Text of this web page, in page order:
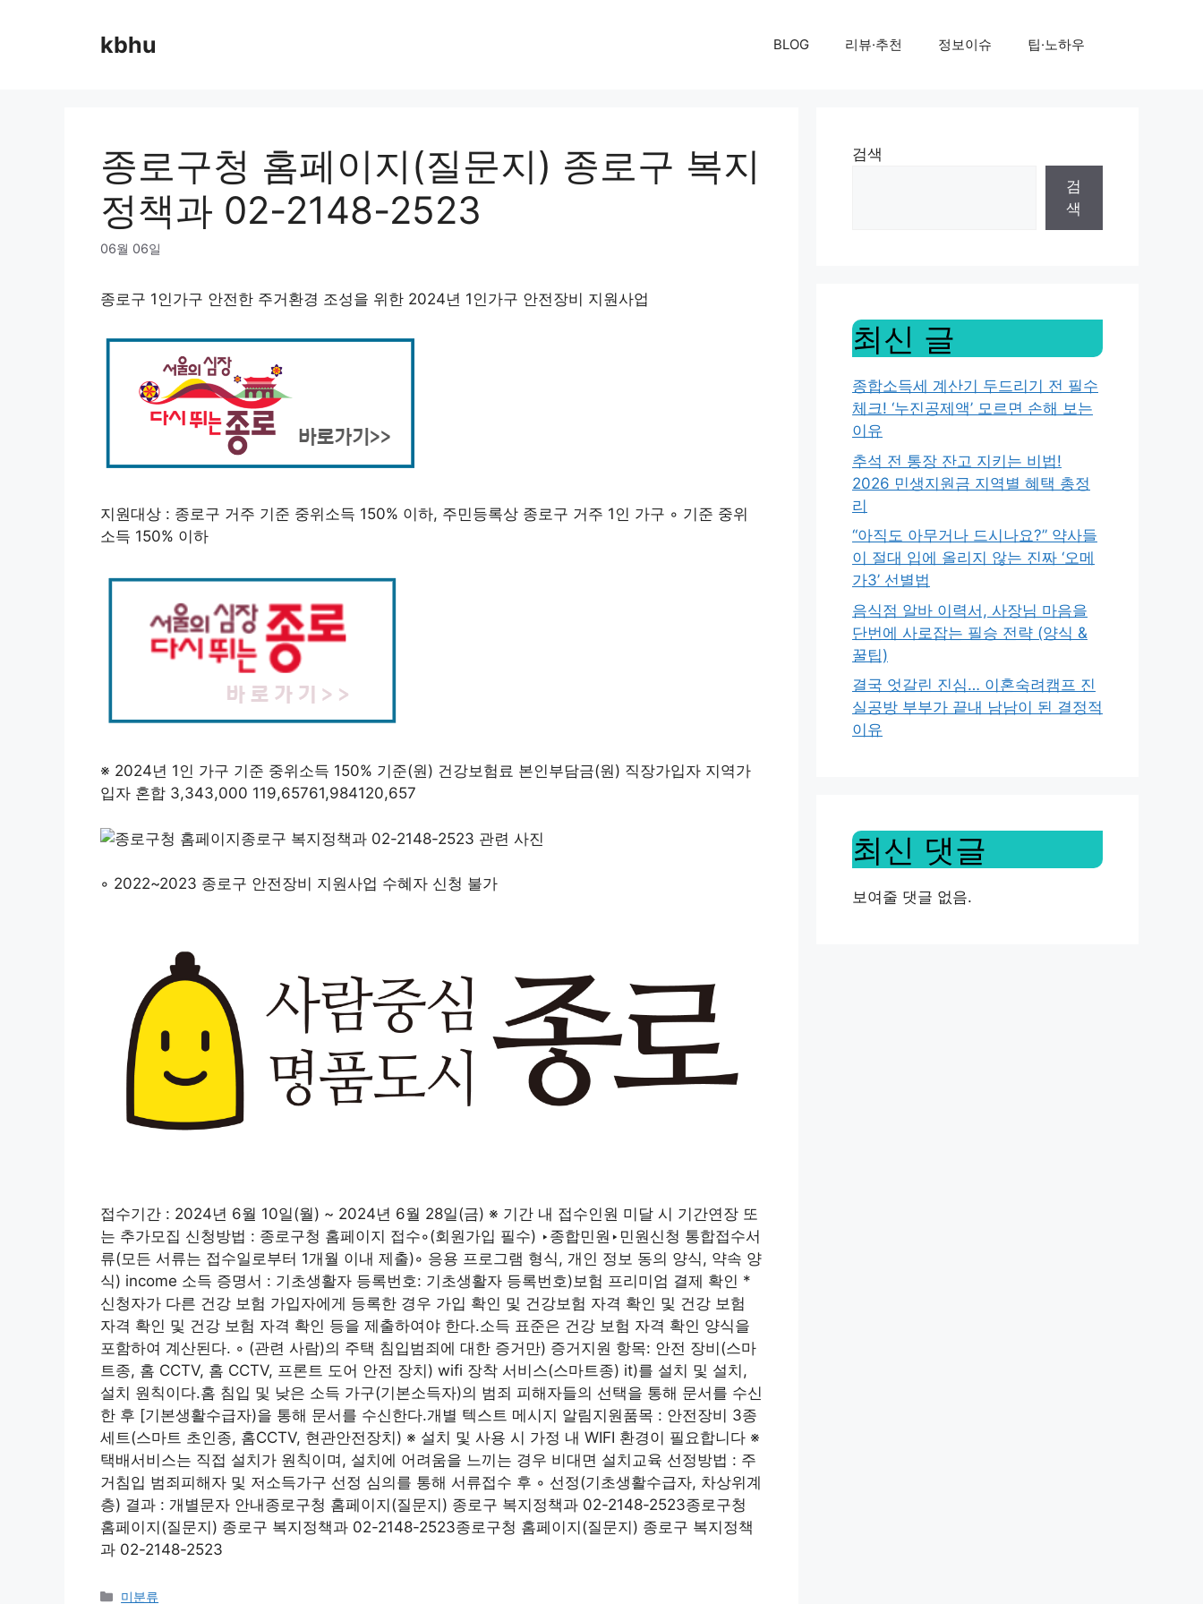
kbhu BLOG 리뷰·추천 정보이슈 팁·노하우
종로구청 홈페이지(질문지) 종로구 복지
정책과 02-2148-2523
06월 06일
종로구 1인가구 안전한 주거환경 조성을 위한 2024년 1인가구 안전장비 지원사업
지원대상 : 종로구 거주 기준 중위소득 150% 이하, 주민등록상 종로구 거주 1인 가구 ◦ 기준 중위
소득 150% 이하
※ 2024년 1인 가구 기준 중위소득 150% 기준(원) 건강보험료 본인부담금(원) 직장가입자 지역가
입자 혼합 3,343,000 119,65761,984120,657
◦ 2022~2023 종로구 안전장비 지원사업 수혜자 신청 불가
접수기간 : 2024년 6월 10일(월) ~ 2024년 6월 28일(금) ※ 기간 내 접수인원 미달 시 기간연장 또
는 추가모집 신청방법 : 종로구청 홈페이지 접수◦(회원가입 필수) ‣종합민원‣민원신청 통합접수서
류(모든 서류는 접수일로부터 1개월 이내 제출)◦ 응용 프로그램 형식, 개인 정보 동의 양식, 약속 양
식) income 소득 증명서 : 기초생활자 등록번호: 기초생활자 등록번호)보험 프리미엄 결제 확인 *
신청자가 다른 건강 보험 가입자에게 등록한 경우 가입 확인 및 건강보험 자격 확인 및 건강 보험
자격 확인 및 건강 보험 자격 확인 등을 제출하여야 한다.소득 표준은 건강 보험 자격 확인 양식을
포함하여 계산된다. ◦ (관련 사람)의 주택 침입범죄에 대한 증거만) 증거지원 항목: 안전 장비(스마
트종, 홈 CCTV, 홈 CCTV, 프론트 도어 안전 장치) wifi 장착 서비스(스마트종) it)를 설치 및 설치,
설치 원칙이다.홈 침입 및 낮은 소득 가구(기본소득자)의 범죄 피해자들의 선택을 통해 문서를 수신
한 후 [기본생활수급자)을 통해 문서를 수신한다.개별 텍스트 메시지 알림지원품목 : 안전장비 3종
세트(스마트 초인종, 홈CCTV, 현관안전장치) ※ 설치 및 사용 시 가정 내 WIFI 환경이 필요합니다 ※
택배서비스는 직접 설치가 원칙이며, 설치에 어려움을 느끼는 경우 비대면 설치교육 선정방법 : 주
거침입 범죄피해자 및 저소득가구 선정 심의를 통해 서류접수 후 ◦ 선정(기초생활수급자, 차상위계
층) 결과 : 개별문자 안내종로구청 홈페이지(질문지) 종로구 복지정책과 02-2148-2523종로구청
홈페이지(질문지) 종로구 복지정책과 02-2148-2523종로구청 홈페이지(질문지) 종로구 복지정책
과 02-2148-2523
Categories
미분류
검색
검
색
최신 글
종합소득세 계산기 두드리기 전 필수
체크! ‘누진공제액’ 모르면 손해 보는
이유
추석 전 통장 잔고 지키는 비법!
2026 민생지원금 지역별 혜택 총정
리
“아직도 아무거나 드시나요?” 약사들
이 절대 입에 올리지 않는 진짜 ‘오메
가3’ 선별법
음식점 알바 이력서, 사장님 마음을
단번에 사로잡는 필승 전략 (양식 &
꿀팁)
결국 엇갈린 진심… 이혼숙려캠프 진
실공방 부부가 끝내 남남이 된 결정적
이유
최신 댓글
보여줄 댓글 없음.